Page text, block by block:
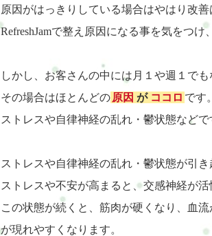
原因がはっきりしている場合はやはり改善
RefreshJamで整え原因になる事を気をつ
しかし、お客さんの中には月１や週１で
その場合はほとんどの 原因 が ココロ です。
ストレスや自律神経の乱れ・鬱状態などで
ストレスや自律神経の乱れ・鬱状態が引
ストレスや不安が高まると、交感神経が
この状態が続くと、筋肉が硬くなり、血
が現れやすくなります。